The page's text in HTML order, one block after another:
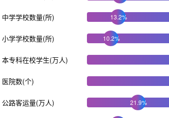
中学学校数量(所) 13.2%
小学学校数量(所) 10.2%
本专科在校学生(万人)
医院数(个)
公路客运量(万人) 21.9%